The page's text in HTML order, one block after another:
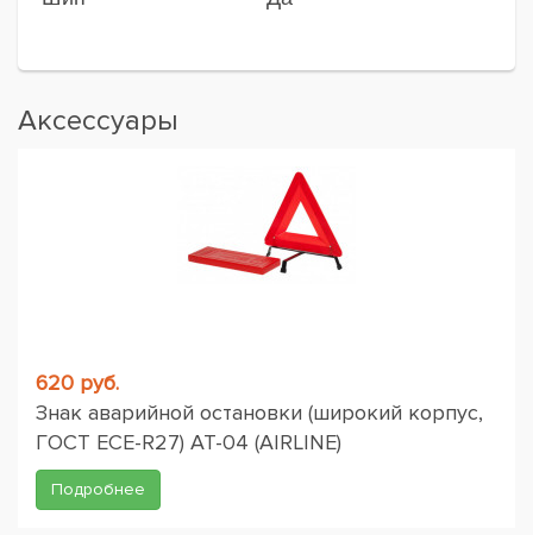
Аксессуары
620 руб.
Знак аварийной остановки (широкий корпус,
ГОСТ ЕСЕ-R27) AT-04 (AIRLINE)
Подробнее